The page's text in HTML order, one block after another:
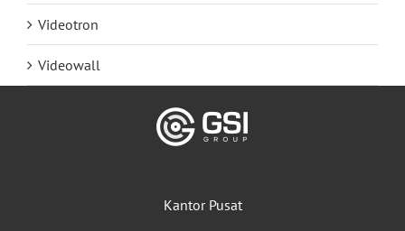
Videotron
Videowall
Kantor Pusat